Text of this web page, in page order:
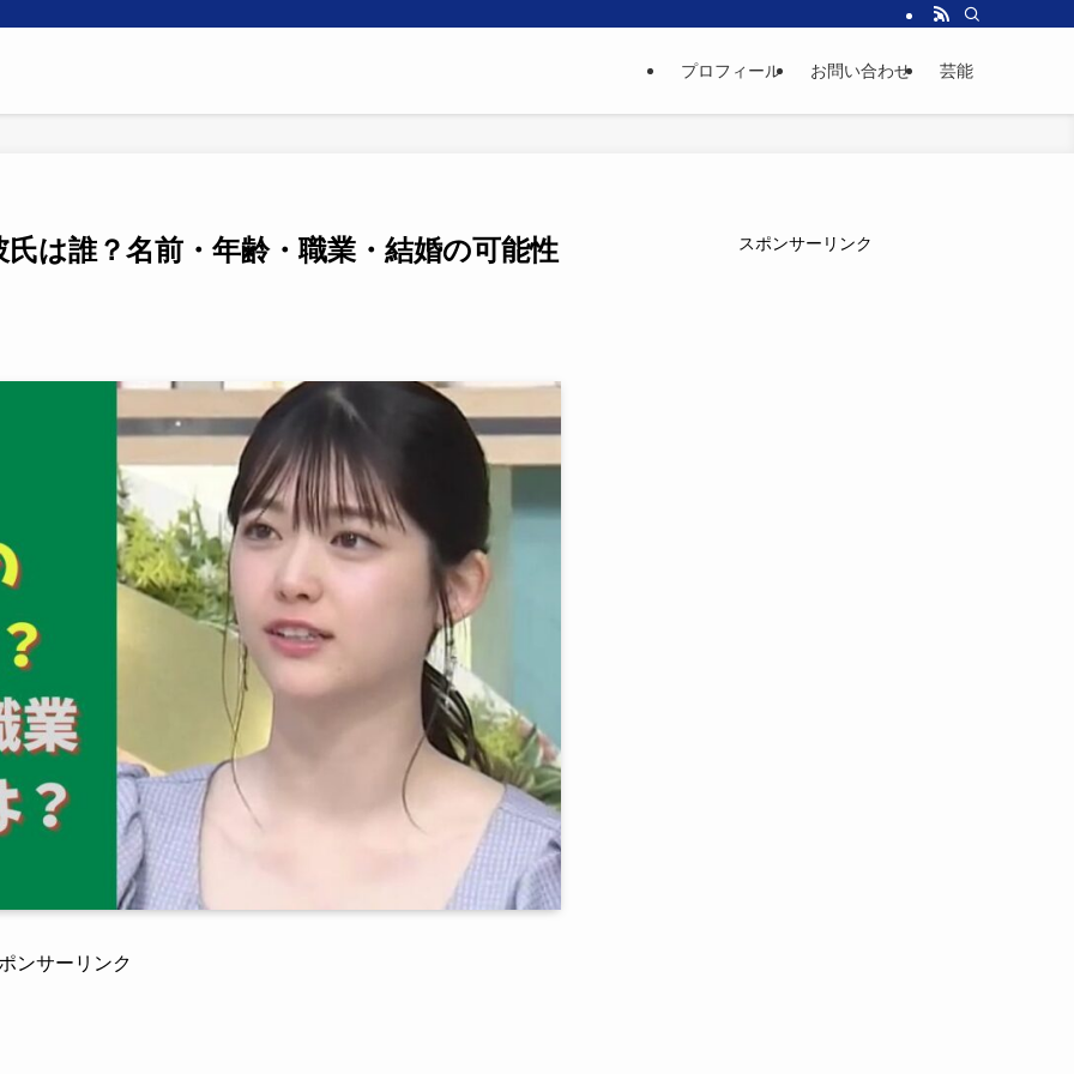
プロフィール お問い合わせ 芸能
は誰？名前・年齢・職業・結婚の可能性
ンサーリンク
スポンサーリンク